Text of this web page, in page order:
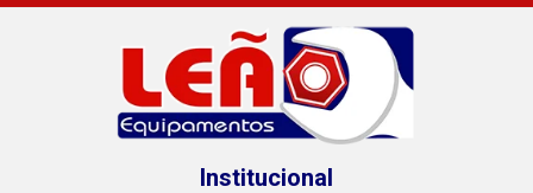
Institucional